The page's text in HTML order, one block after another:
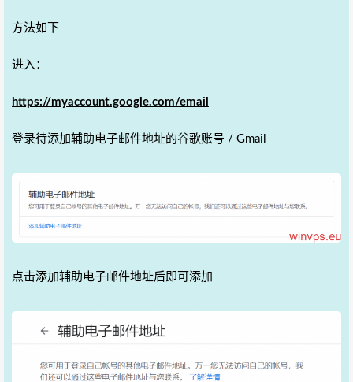
方法如下
进入：
https://myaccount.google.com/email
登录待添加辅助电子邮件地址的谷歌账号 / Gmail
点击添加辅助电子邮件地址后即可添加